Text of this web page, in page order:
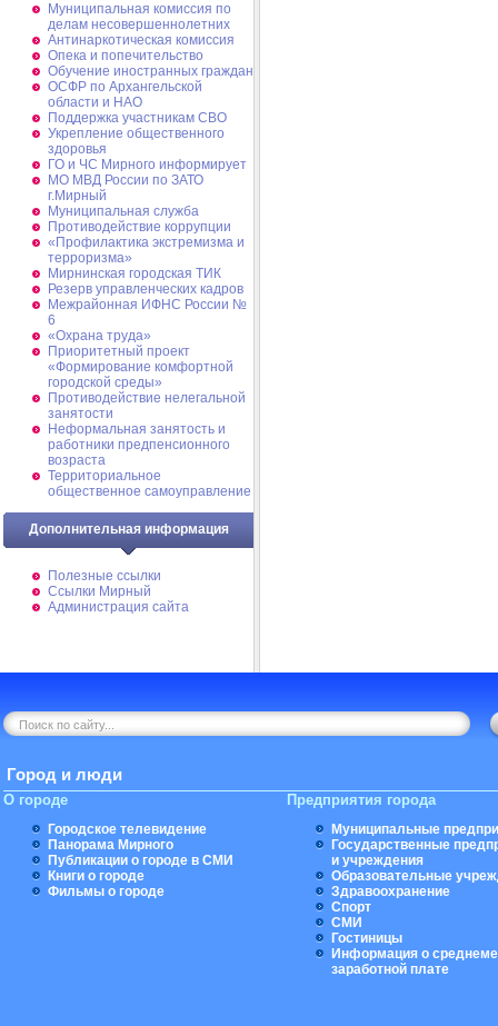
Муниципальная комиссия по
делам несовершеннолетних
Антинаркотическая комиссия
Опека и попечительство
Обучение иностранных граждан
ОСФР по Архангельской
области и НАО
Поддержка участникам СВО
Укрепление общественного
здоровья
ГО и ЧС Мирного информирует
МО МВД России по ЗАТО
г.Мирный
Муниципальная cлужба
Противодействие коррупции
«Профилактика экстремизма и
терроризма»
Мирнинская городская ТИК
Резерв управленческих кадров
Межрайонная ИФНС России №
6
«Охрана труда»
Приоритетный проект
«Формирование комфортной
городской среды»
Противодействие нелегальной
занятости
Неформальная занятость и
работники предпенсионного
возраста
Территориальное
общественное самоуправление
Дополнительная информация
Полезные ссылки
Ссылки Мирный
Администрация сайта
Город и люди
О городе
Городское телевидение
Панорама Мирного
Публикации о городе в СМИ
Книги о городе
Фильмы о городе
Предприятия города
Муниципальные
Государственные
и учреждения
Образовательные
Здравоохранение
Спорт
СМИ
Гостиницы
Информация о
заработной плате